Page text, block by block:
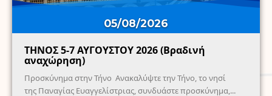
05/08/2026
ΤΗΝΟΣ 5-7 ΑΥΓΟΥΣΤΟΥ 2026 (Βραδινή
αναχώρηση)
Προσκύνημα στην Τήνο Ανακαλύψτε την Τήνο, το νησί
της Παναγίας Ευαγγελίστριας, συνδυάστε προσκύνημα,...